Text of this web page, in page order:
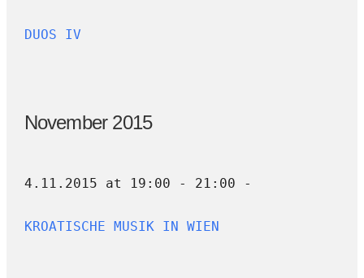
DUOS IV
November 2015
4.11.2015 at 19:00 - 21:00 -
KROATISCHE MUSIK IN WIEN